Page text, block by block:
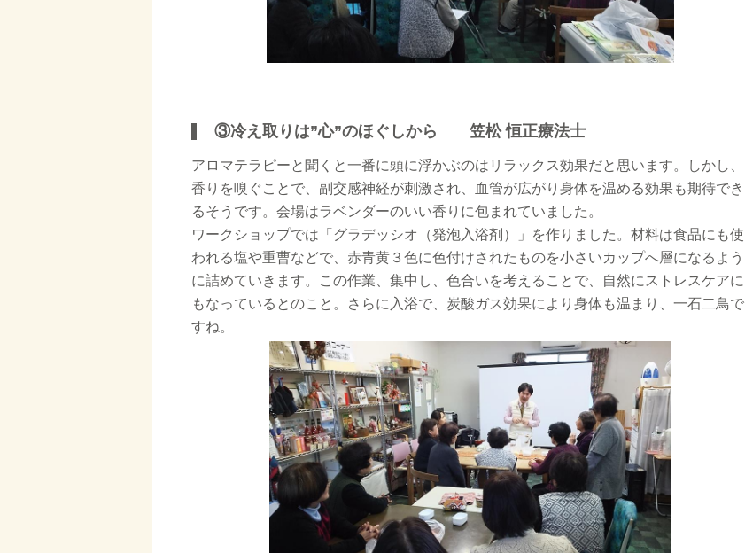
③冷え取りは”心”のほぐしから 笠松 恒正療法士
アロマテラピーと聞くと一番に頭に浮かぶのはリラックス効果だと思います。しかし、
香りを嗅ぐことで、副交感神経が刺激され、血管が広がり身体を温める効果も期待でき
るそうです。会場はラベンダーのいい香りに包まれていました。
ワークショップでは「グラデッシオ（発泡入浴剤）」を作りました。材料は食品にも使
われる塩や重曹などで、赤青黄３色に色付けされたものを小さいカップへ層になるよう
に詰めていきます。この作業、集中し、色合いを考えることで、自然にストレスケアに
もなっているとのこと。さらに入浴で、炭酸ガス効果により身体も温まり、一石二鳥で
すね。